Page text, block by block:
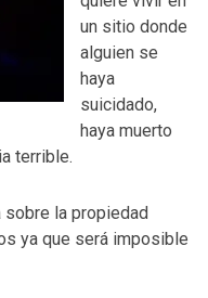
un sitio donde
alguien se
haya
suicidado,
haya muerto
terrible.
sobre la propiedad
ya que será imposible